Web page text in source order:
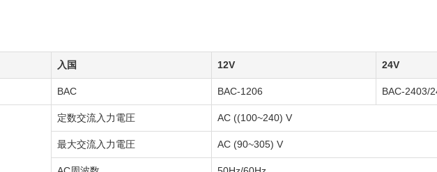
入国 12V 24V
BAC BAC-1206 BAC-2403/
定数交流入力電圧 AC ((100~240) V
最大交流入力電圧 AC (90~305) V